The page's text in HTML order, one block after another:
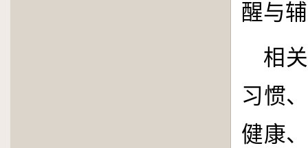
醒与
相
习惯
健康